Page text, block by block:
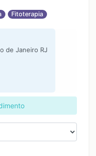
Fitoterapia
de Janeiro RJ